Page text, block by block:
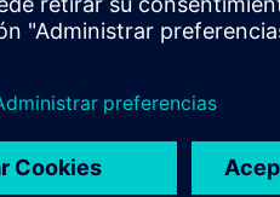
digital habilitado digitalmente
Xcelerator que ayuda al
operarlo o mantenerlo